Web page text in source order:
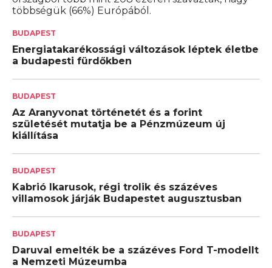
többségük (66%) Európából.
BUDAPEST
Energiatakarékossági változások léptek életbe
a budapesti fürdőkben
BUDAPEST
Az Aranyvonat történetét és a forint
születését mutatja be a Pénzmúzeum új
kiállítása
BUDAPEST
Kabrió Ikarusok, régi trolik és százéves
villamosok járják Budapestet augusztusban
BUDAPEST
Daruval emelték be a százéves Ford T-modellt
a Nemzeti Múzeumba